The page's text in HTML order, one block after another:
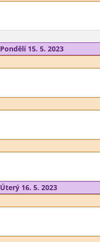
Pondělí 15. 5. 2023
Úterý 16. 5. 2023